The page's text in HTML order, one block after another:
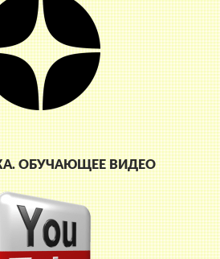
ОБУЧАЮЩЕЕ ВИДЕО